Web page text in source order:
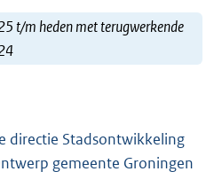
t/m heden met terugwerkende
directie Stadsontwikkeling
gemeente Groningen